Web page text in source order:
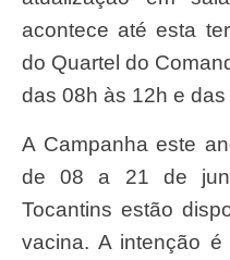
acontece até esta
do Quartel do
das 08h às 12h e
A Campanha este ano acontecerá no período
de 08 a 21 de
Tocantins estão
vacina. A intenção